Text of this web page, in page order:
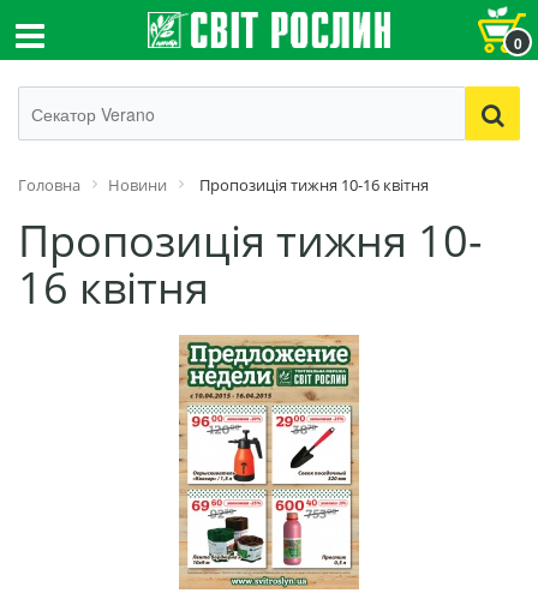
0
Головна Новини Пропозиція тижня 10-16 квітня
Пропозиція тижня 10-
16 квітня